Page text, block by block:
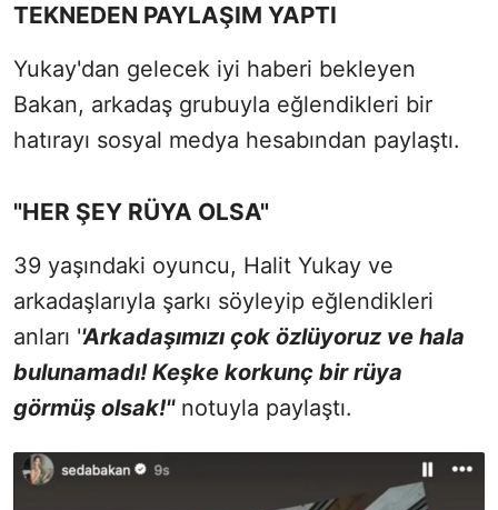
TEKNEDEN PAYLAŞIM YAPTI
Yukay'dan gelecek iyi haberi bekleyen
Bakan, arkadaş grubuyla eğlendikleri bir
hatırayı sosyal medya hesabından paylaştı.
"HER ŞEY RÜYA OLSA"
39 yaşındaki oyuncu, Halit Yukay ve
arkadaşlarıyla şarkı söyleyip eğlendikleri
anları ''Arkadaşımızı çok özlüyoruz ve hala
bulunamadı! Keşke korkunç bir rüya
görmüş olsak!''notuyla paylaştı.